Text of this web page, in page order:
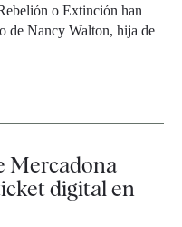
o Extinción han
de Nancy Walton, hija de
Mercadona
digital en